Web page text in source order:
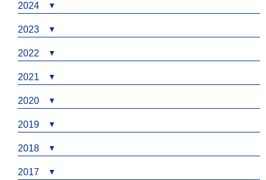
2024
2023
2022
2021
2020
2019
2018
2017